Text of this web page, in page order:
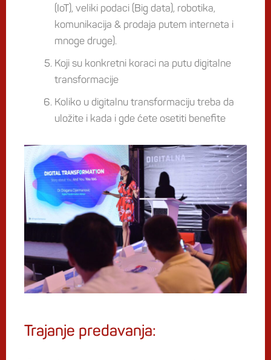
(IoT), veliki podaci (Big data), robotika,
komunikacija & prodaja putem interneta i
mnoge druge).
Koji su konkretni koraci na putu digitalne
transformacije
Koliko u digitalnu transformaciju treba da
uložite i kada i gde ćete osetiti benefite
Trajanje predavanja: